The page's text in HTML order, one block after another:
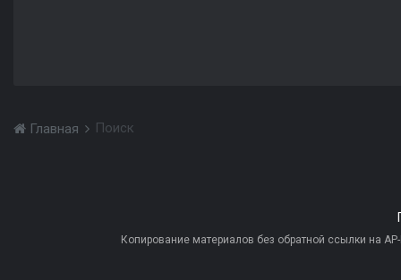
Главная Поиск
Копирование материалов без обратной ссылки на